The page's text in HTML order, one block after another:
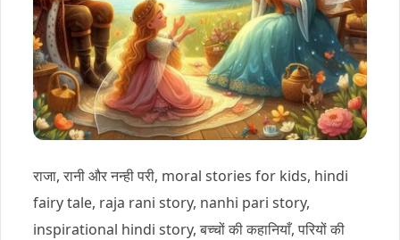
राजा, रानी और नन्ही परी, moral stories for kids, hindi
fairy tale, raja rani story, nanhi pari story,
inspirational hindi story, बच्चों की कहानियाँ, परियों की